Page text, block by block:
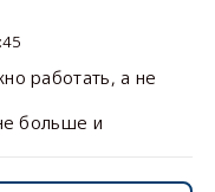
работать, а не
больше и